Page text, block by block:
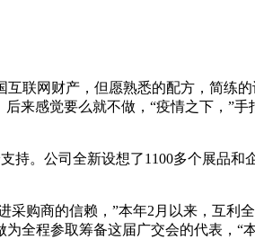
联网财产，但愿熟悉的配方，简练的
来感觉要么就不做，“疫情之下，”手
。公司全新设想了1100多个展品和
采购商的信赖，”本年2月以来，互
全程参取筹备这届广交会的代表，“